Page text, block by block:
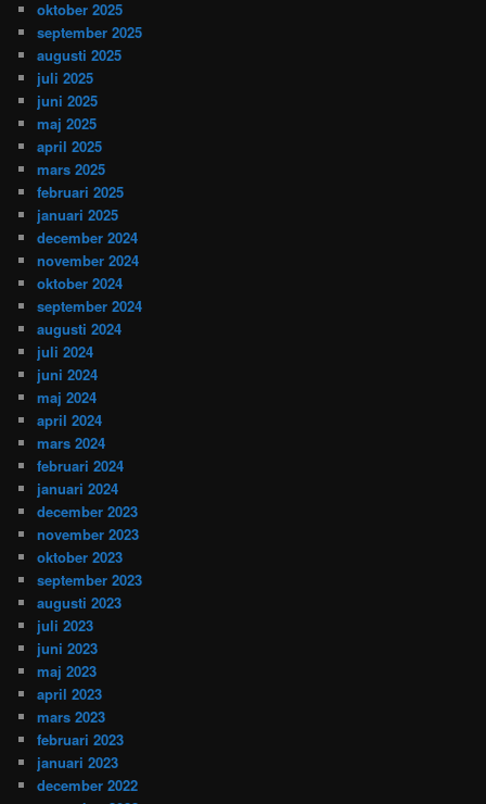
oktober 2025
september 2025
augusti 2025
juli 2025
juni 2025
maj 2025
april 2025
mars 2025
februari 2025
januari 2025
december 2024
november 2024
oktober 2024
september 2024
augusti 2024
juli 2024
juni 2024
maj 2024
april 2024
mars 2024
februari 2024
januari 2024
december 2023
november 2023
oktober 2023
september 2023
augusti 2023
juli 2023
juni 2023
maj 2023
april 2023
mars 2023
februari 2023
januari 2023
december 2022